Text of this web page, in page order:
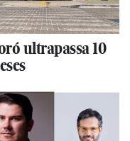
ultrapassa 10